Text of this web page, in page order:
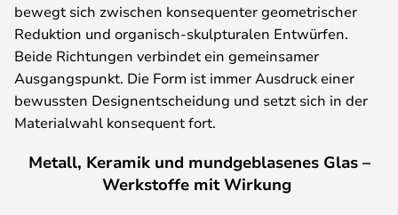
bewegt sich zwischen konsequenter geometrischer
Reduktion und organisch-skulpturalen Entwürfen.
Beide Richtungen verbindet ein gemeinsamer
Ausgangspunkt. Die Form ist immer Ausdruck einer
bewussten Designentscheidung und setzt sich in der
Materialwahl konsequent fort.
Metall, Keramik und mundgeblasenes Glas –
Werkstoffe mit Wirkung